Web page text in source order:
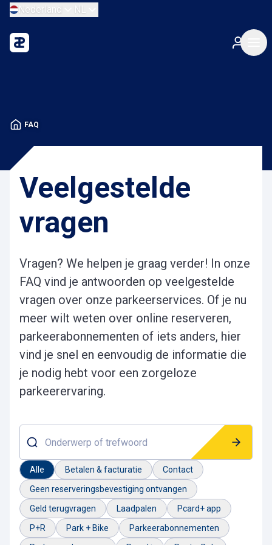
Nederland NL
FAQ
Veelgestelde
vragen
Vragen? We helpen je graag verder! In onze
FAQ vind je antwoorden op veelgestelde
vragen over onze parkeerservices. Of je nu
meer wilt weten over online reserveren,
parkeerabonnementen of iets anders, hier
vind je snel en eenvoudig de informatie die
je nodig hebt voor een zorgeloze
parkeerervaring.
Onderwerp of trefwoord
Alle Betalen & facturatie
Contact
Geen reserveringsbevestiging ontvangen
Geld terugvragen
Laadpalen
Pcard+ app
P+R
Park + Bike
Parkeerabonnementen